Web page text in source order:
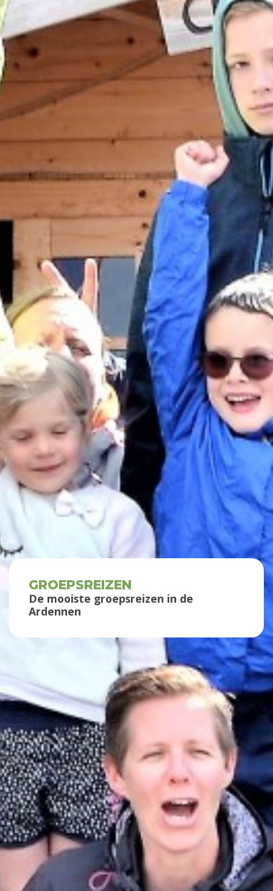
GROEPSREIZEN
De mooiste groepsreizen in de
Ardennen